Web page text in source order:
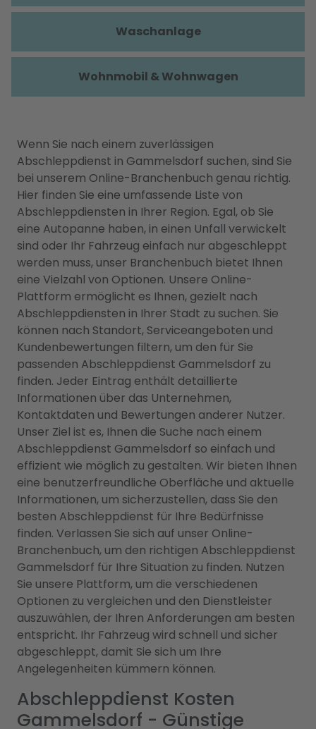
Wenn Sie nach einem zuverlässigen
Abschleppdienst in Gammelsdorf suchen, sind Sie
bei unserem Online-Branchenbuch genau richtig.
Hier finden Sie eine umfassende Liste von
Abschleppdiensten in Ihrer Region. Egal, ob Sie
eine Autopanne haben, in einen Unfall verwickelt
sind oder Ihr Fahrzeug einfach nur abgeschleppt
werden muss, unser Branchenbuch bietet Ihnen
eine Vielzahl von Optionen. Unsere Online-
Plattform ermöglicht es Ihnen, gezielt nach
Abschleppdiensten in Ihrer Stadt zu suchen. Sie
können nach Standort, Serviceangeboten und
Kundenbewertungen filtern, um den für Sie
passenden Abschleppdienst Gammelsdorf zu
finden. Jeder Eintrag enthält detaillierte
Informationen über das Unternehmen,
Kontaktdaten und Bewertungen anderer Nutzer.
Unser Ziel ist es, Ihnen die Suche nach einem
Abschleppdienst Gammelsdorf so einfach und
effizient wie möglich zu gestalten. Wir bieten Ihnen
eine benutzerfreundliche Oberfläche und aktuelle
Informationen, um sicherzustellen, dass Sie den
besten Abschleppdienst für Ihre Bedürfnisse
finden. Verlassen Sie sich auf unser Online-
Branchenbuch, um den richtigen Abschleppdienst
Gammelsdorf für Ihre Situation zu finden. Nutzen
Sie unsere Plattform, um die verschiedenen
Optionen zu vergleichen und den Dienstleister
auszuwählen, der Ihren Anforderungen am besten
entspricht. Ihr Fahrzeug wird schnell und sicher
abgeschleppt, damit Sie sich um Ihre
Angelegenheiten kümmern können.
Abschleppdienst Kosten
Gammelsdorf - Günstige
Waschanlage
Wohnmobil & Wohnwagen